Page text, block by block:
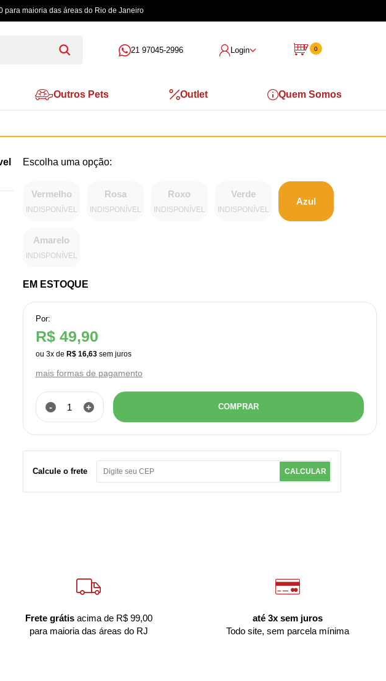
para maioria das áreas do Rio de Janeiro
21 97045-2996 Login 0
Outros Pets Outlet Quem Somos
Vermelho
INDISPONÍVEL
Rosa
INDISPONÍVEL
Roxo
INDISPONÍVEL
Verde
INDISPONÍVEL
Azul
Amarelo
INDISPONÍVEL
EM ESTOQUE
Por:
R$ 49,90
ou 3xde R$ 16,63
mais formas de pagamento
- + COMPRAR
Calcule o frete CALCULAR
Frete grátisacima de R$ 99,00
para maioria das áreas do RJ
até 3x sem juros
Todo site, sem parcela mínima